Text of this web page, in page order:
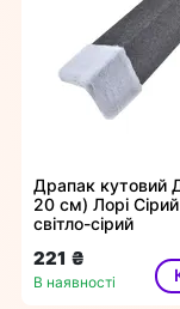
Драпак кутовий
20 см) Лорі
світло-сірий
221 ₴
В наявності